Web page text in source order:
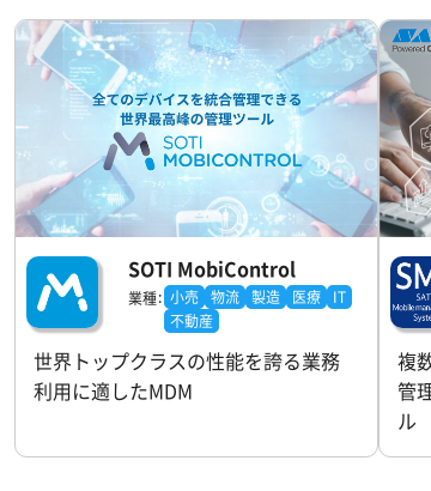
SOTI MobiControl
業種： 小売 物流 製造 医療
IT
不動産
世界トップクラスの性能を誇る業務
利用に適したMDM
複
管
ル